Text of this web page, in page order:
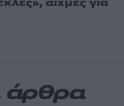
άρθρα